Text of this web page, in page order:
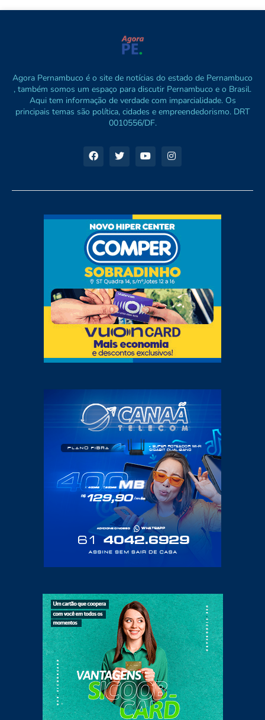
Agora Pernambuco é o site de notícias do estado de Pernambuco
, também somos um espaço para discutir Pernambuco e o Brasil.
Aqui tem informação de verdade com imparcialidade. Os
principais temas são política, cidades e empreendedorismo. DRT
0010556/DF.